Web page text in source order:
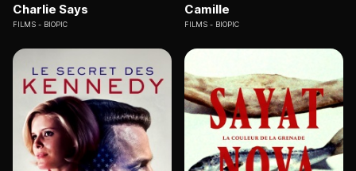
Charlie Says
FILMS BIOPIC
Camille
FILMS BIOPIC